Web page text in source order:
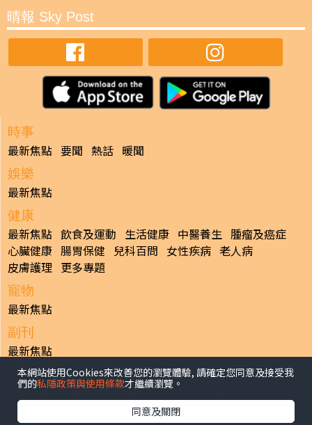
晴報 Sky Post
時事
最新焦點 要聞 熱話 暖聞
娛樂
最新焦點
健康
最新焦點 飲食及運動 生活健康 中醫養生 腫瘤及癌症
心臟健康 腸胃保健 兒科百問 女性疾病 老人病
皮膚護理 更多專題
寵物
最新焦點
副刊
最新焦點
日報
揭頁版 港聞 財經/地產 中國/國際
體育 專題/人物
本網站使用Cookies來改善您的瀏覽體驗, 請確定您同意及接受我
們的私隱政策與使用條款才繼續瀏覽。
同意及關閉